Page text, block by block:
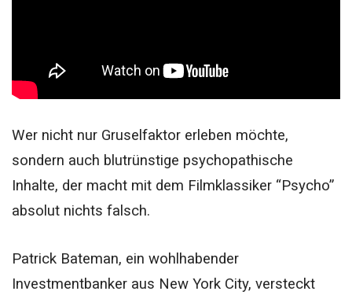
Wer nicht nur Gruselfaktor erleben möchte,
sondern auch blutrünstige psychopathische
Inhalte, der macht mit dem Filmklassiker “Psycho”
absolut nichts falsch.
Patrick Bateman, ein wohlhabender
Investmentbanker aus New York City, versteckt